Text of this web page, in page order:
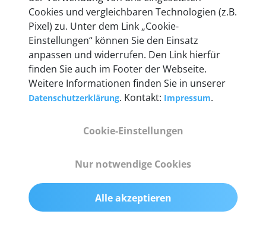
Technische Details &
Lieferumfang
55 mm x 25 mm x 12 mm
200 g
Cookies und vergleichbaren Technologien (z.B.
Pixel) zu. Unter dem Link „Cookie-
Einstellungen“ können Sie den Einsatz
anpassen und widerrufen. Den Link hierfür
finden Sie auch im Footer der Webseite.
Weitere Informationen finden Sie in unserer
Datenschutzerklärung. Kontakt: Impressum.
Cookie-Einstellungen
Nur notwendige Cookies
Alle akzeptieren